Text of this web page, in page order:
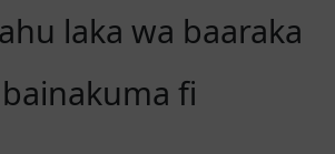
Hadir
Tifa.. senoga langgeng sampe
laka wa baaraka
bainakuma fi